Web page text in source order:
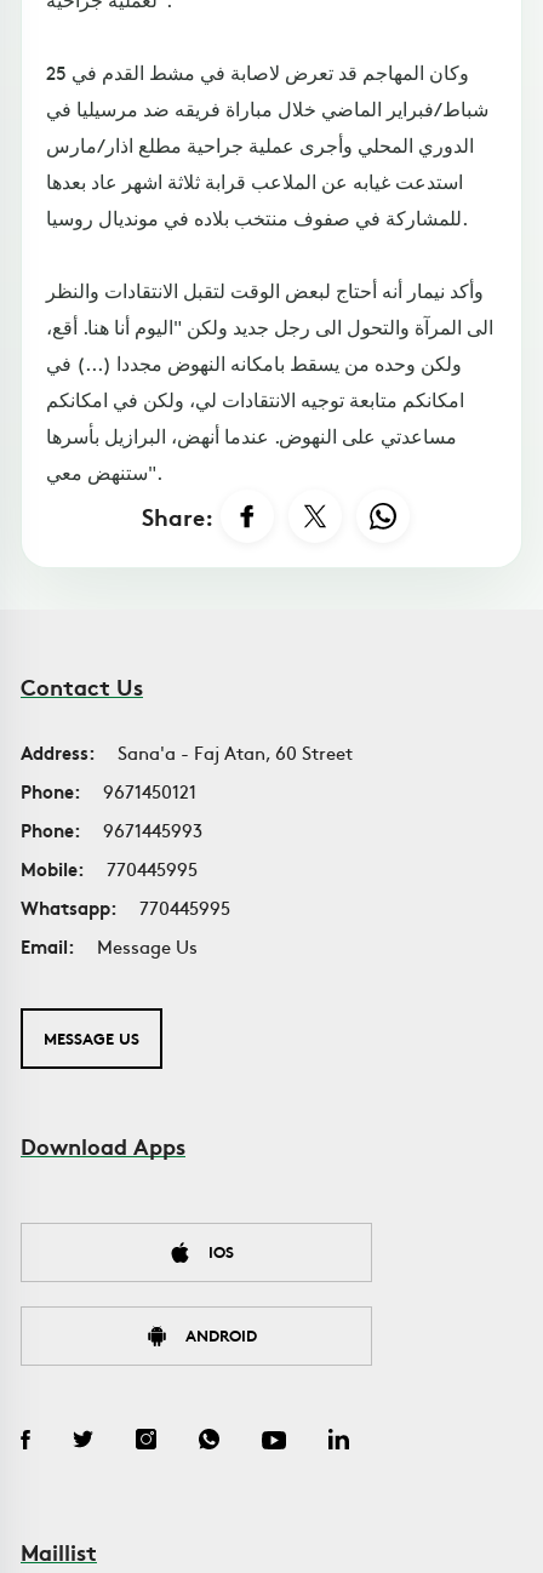
وكان المهاجم قد تعرض لاصابة في مشط القدم في 25
شباط/فبراير الماضي خلال مباراة فريقه ضد مرسيليا في
الدوري المحلي وأجرى عملية جراحية مطلع اذار/مارس
استدعت غيابه عن الملاعب قرابة ثلاثة اشهر عاد بعدها
للمشاركة في صفوف منتخب بلاده في مونديال روسيا.
وأكد نيمار أنه أحتاج لبعض الوقت لتقبل الانتقادات والنظر
الى المرآة والتحول الى رجل جديد ولكن "اليوم أنا هنا. أقع،
ولكن وحده من يسقط بامكانه النهوض مجددا (...) في
امكانكم متابعة توجيه الانتقادات لي، ولكن في امكانكم
مساعدتي على النهوض. عندما أنهض، البرازيل بأسرها
ستنهض معي".
Share:
Contact Us
Address:
Sana'a - Faj Atan, 60 Street
Phone:
9671450121
Phone:
9671445993
Mobile:
770445995
Whatsapp:
770445995
Email:
Message Us
MESSAGE US
Download Apps
IOS
ANDROID
Maillist